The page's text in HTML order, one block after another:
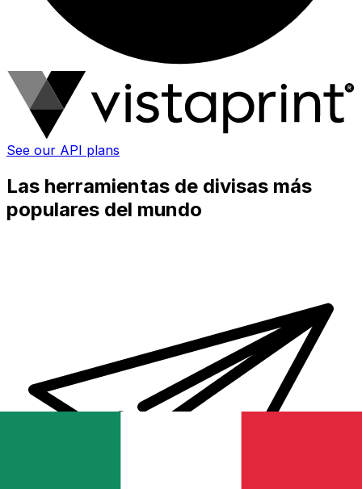
See our API plans
Las herramientas de divisas más
populares del mundo